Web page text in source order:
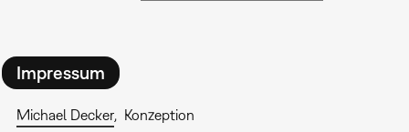
Impressum
Michael Decker
Konzeption